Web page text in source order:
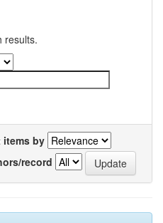
results.
items by
record